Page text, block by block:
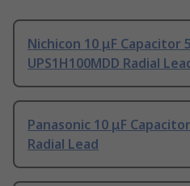
Nichicon 10 μF Capacitor
UPS1H100MDD Radial
Panasonic 10 μF
Radial Lead